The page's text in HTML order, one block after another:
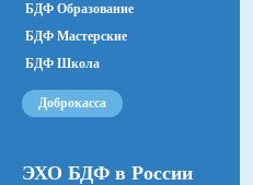
БДФ Образование
БДФ Мастерские
БДФ Школа
Доброкасса
ЭХО БДФ в России